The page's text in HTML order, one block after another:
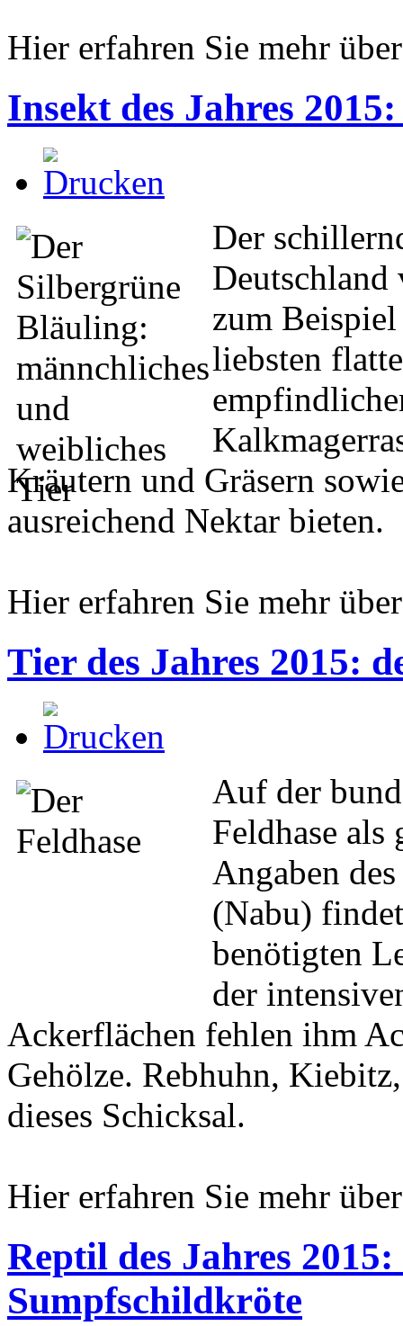
Hier erfahren Sie mehr
Insekt des Jahres
Der
zum
liebsten
Kräutern und Gräsern
ausreichend Nektar bieten.
Hier erfahren Sie mehr
Tier des Jahres 2015:
Auf der
Feldhase als
Angaben
(Nabu)
benötigten
der
Ackerflächen fehlen ihm
Gehölze. Rebhuhn,
dieses Schicksal.
Hier erfahren Sie mehr
Reptil des Jahres
Sumpfschildkröte